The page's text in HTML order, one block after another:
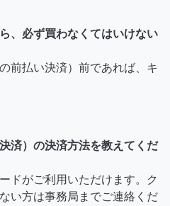
、必ず買わなくてはいけない
前払い決済）前であれば、キ
済）の決済方法を教えてくだ
ドがご利用いただけます。ク
い方は事務局までご連絡くだ